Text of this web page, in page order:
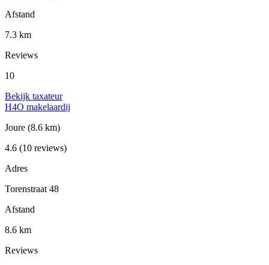
Afstand
7.3 km
Reviews
10
Bekijk taxateur
H4O makelaardij
Joure (8.6 km)
4.6 (10 reviews)
Adres
Torenstraat 48
Afstand
8.6 km
Reviews